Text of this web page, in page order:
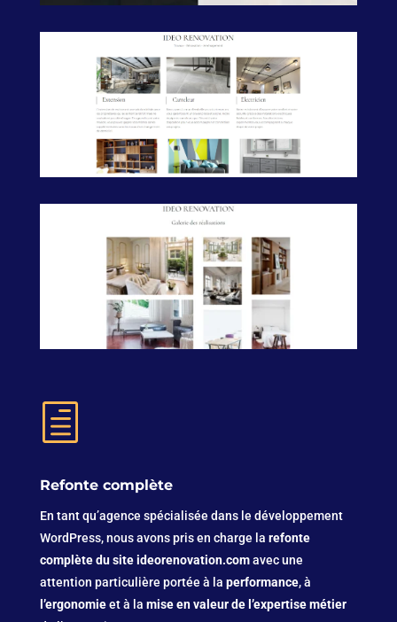
h
Refonte complète
En tant qu’agence spécialisée dans le développement
WordPress, nous avons pris en charge la refonte
complète du site ideorenovation.comavec une
attention particulière portée à la performance, à
l’ergonomieet à la mise en valeur de l’expertise métier